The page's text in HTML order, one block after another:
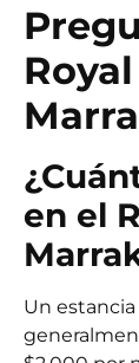
en el
Un